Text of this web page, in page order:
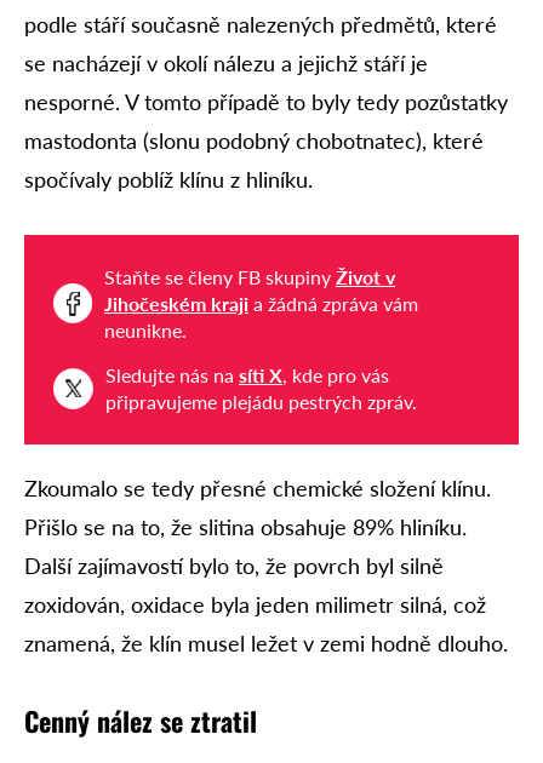
podle stáří současně nalezených předmětů, které
se nacházejí v okolí nálezu a jejichž stáří je
nesporné. V tomto případě to byly tedy pozůstatky
mastodonta (slonu podobný chobotnatec), které
spočívaly poblíž klínu z hliníku.
Staňte se členy FB skupiny Život v
Jihočeském kraji a žádná zpráva vám
neunikne.
Sledujte nás na síti X, kde pro vás
připravujeme plejádu pestrých zpráv.
Zkoumalo se tedy přesné chemické složení klínu.
Přišlo se na to, že slitina obsahuje 89% hliníku.
Další zajímavostí bylo to, že povrch byl silně
zoxidován, oxidace byla jeden milimetr silná, což
znamená, že klín musel ležet v zemi hodně dlouho.
Cenný nález se ztratil